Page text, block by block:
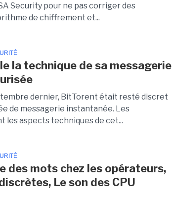
Security pour ne pas corriger des
de chiffrement et...
la technique de sa messagerie
dernier, BitTorent était resté discret
de messagerie instantanée. Les
les aspects techniques de cet...
des mots chez les opérateurs,
Le son des CPU